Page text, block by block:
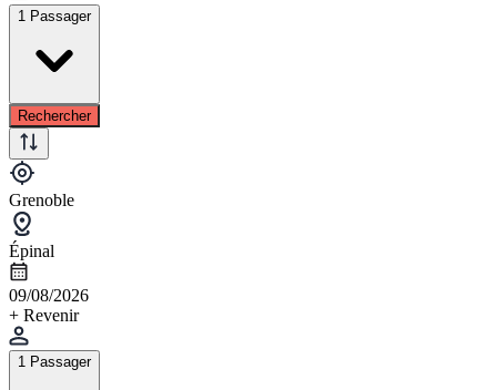
1 Passager
Rechercher
Grenoble
Épinal
09/08/2026
+ Revenir
1 Passager